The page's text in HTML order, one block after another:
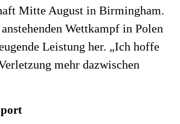
Mitte August in Birmingham.
Wettkampf in Polen
Leistung her. „Ich hoffe
mehr dazwischen